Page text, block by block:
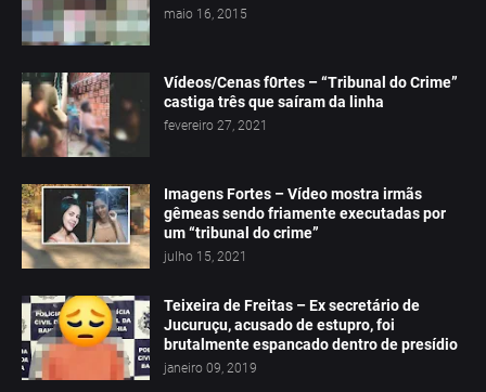
maio 16, 2015
Vídeos/Cenas f0rtes – “Tribunal do Crime”
castiga três que saíram da linha
fevereiro 27, 2021
Imagens Fortes – Vídeo mostra irmãs
gêmeas sendo friamente executadas por
um “tribunal do crime”
julho 15, 2021
Teixeira de Freitas – Ex secretário de
Jucuruçu, acusado de estupro, foi
brutalmente espancado dentro de presídio
janeiro 09, 2019